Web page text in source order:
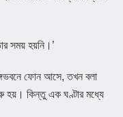
সময় হয়নি।’
ফোন আসে, তখন বলা
হয়। কিন্তু এক ঘণ্টার মধ্যে